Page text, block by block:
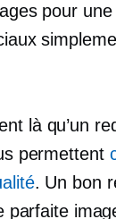
pour
là qu’un
permettent
. Un bon
parfaite